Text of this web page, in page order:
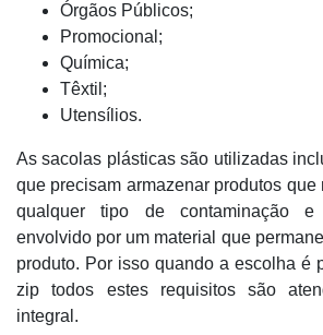
Órgãos Públicos;
Promocional;
Química;
Têxtil;
Utensílios.
As sacolas plásticas são utilizadas
que precisam armazenar produtos que
qualquer tipo de contaminação e
envolvido por um material que
produto. Por isso quando a escolha é
zip todos estes requisitos são
integral.